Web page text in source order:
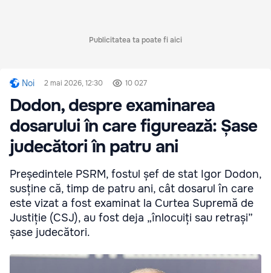
Publicitatea ta poate fi aici
Noi 2 mai 2026, 12:30 10 027
Dodon, despre examinarea
dosarului în care figurează: Șase
judecători în patru ani
Președintele PSRM, fostul șef de stat Igor Dodon,
susține că, timp de patru ani, cât dosarul în care
este vizat a fost examinat la Curtea Supremă de
Justiție (CSJ), au fost deja „înlocuiți sau retrași”
șase judecători.